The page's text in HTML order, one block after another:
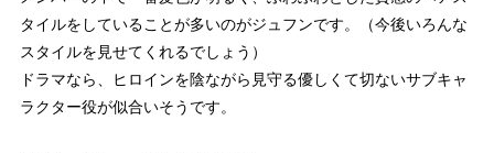
タイルをしていることが多いのがジュフンです。（今後いろんな
スタイルを見せてくれるでしょう）
ドラマなら、ヒロインを陰ながら見守る優しくて切ないサブキャ
ラクター役が似合いそうです。